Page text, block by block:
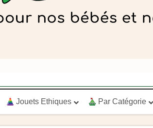
Jouets Ethiques Par Catégorie